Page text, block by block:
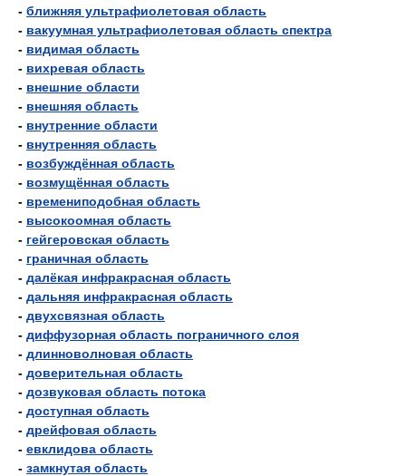
- ближняя ультрафиолетовая область
- вакуумная ультрафиолетовая область спектра
- видимая область
- вихревая область
- внешние области
- внешняя область
- внутренние области
- внутренняя область
- возбуждённая область
- возмущённая область
- времениподобная область
- высокоомная область
- гейгеровская область
- граничная область
- далёкая инфракрасная область
- дальняя инфракрасная область
- двухсвязная область
- диффузорная область пограничного слоя
- длинноволновая область
- доверительная область
- дозвуковая область потока
- доступная область
- дрейфовая область
- евклидова область
- замкнутая область